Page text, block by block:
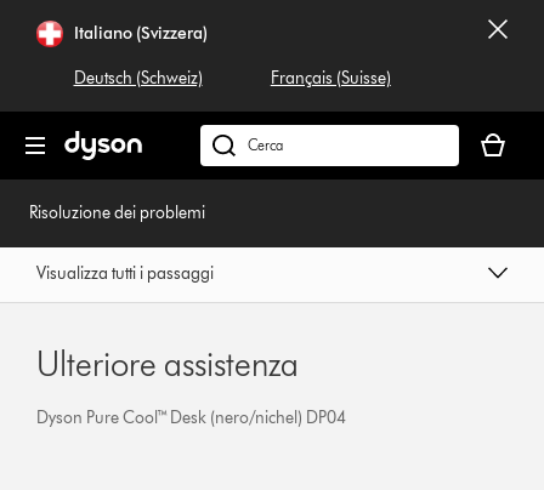
navigazioneItaliano (Svizzera)
Deutsch (Schweiz) Français (Suisse)
Cerca
su
carrello
è
Risoluzione dei problemi
Visualizza tutti i passaggi
Ulteriore assistenza
Dyson Pure Cool™ Desk (nero/nichel) DP04